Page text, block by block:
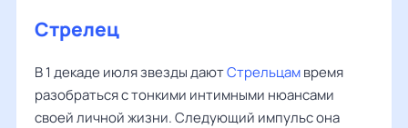
Стрелец
В 1 декаде июля звезды даютСтрельцамвремя
разобраться с тонкими интимными нюансами
своей личной жизни. Следующий импульс она